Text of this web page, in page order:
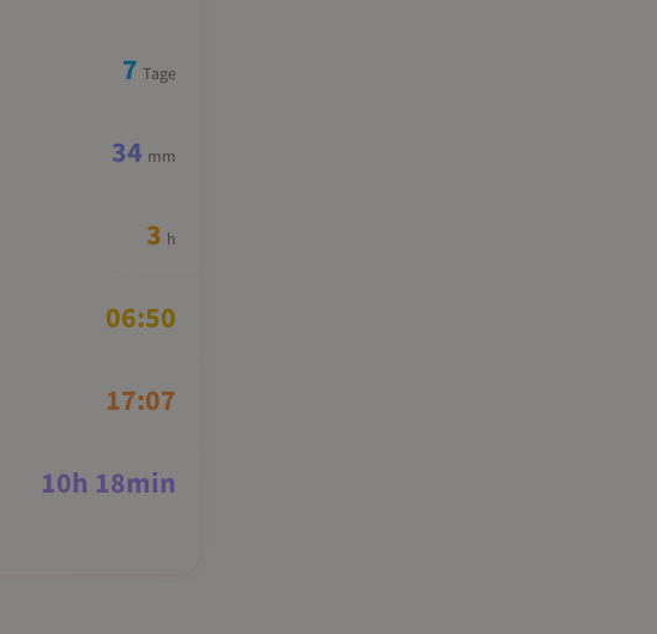
7 Tage
34 mm
3 h
06:50
17:07
10h 18min